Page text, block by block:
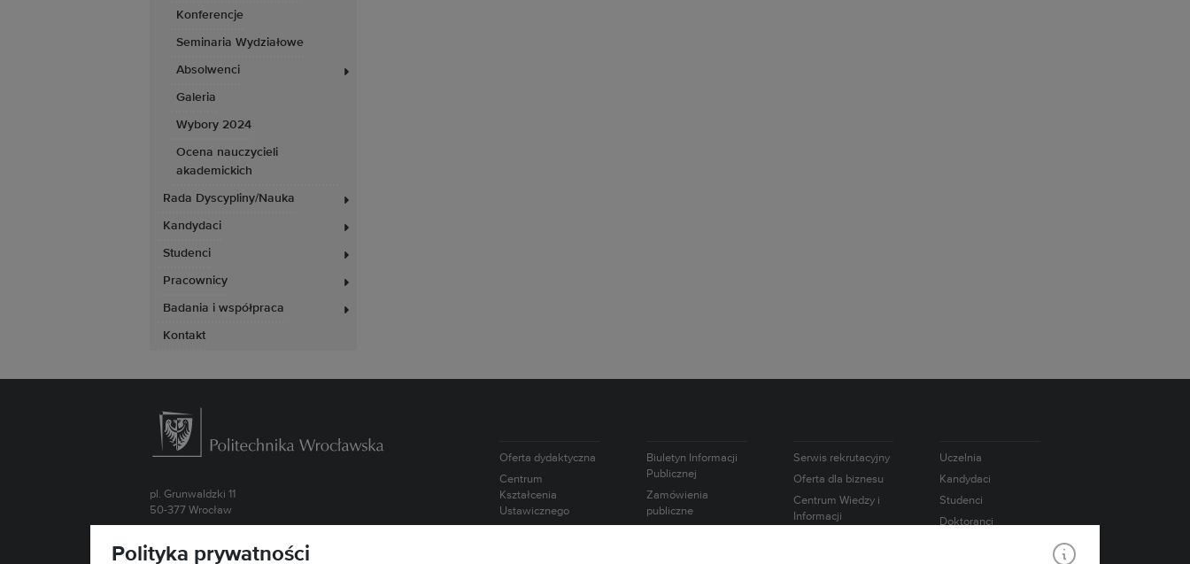
Konferencje
Seminaria Wydziałowe
Absolwenci
Galeria
Wybory 2024
Ocena nauczycieli
akademickich
Rada Dyscypliny/Nauka
Kandydaci
Studenci
Pracownicy
Badania i współpraca
Kontakt
pl. Grunwaldzki 11
50-377 Wrocław
Kontakt »
Oferta dydaktyczna
Centrum
Kształcenia
Ustawicznego
Biuletyn Informacji
Publicznej
Zamówienia
publiczne
Serwis rekrutacyjny
Oferta dla biznesu
Centrum Wiedzy i
Informacji
Uczelnia
Kandydaci
Studenci
Doktoranci
Polityka prywatności